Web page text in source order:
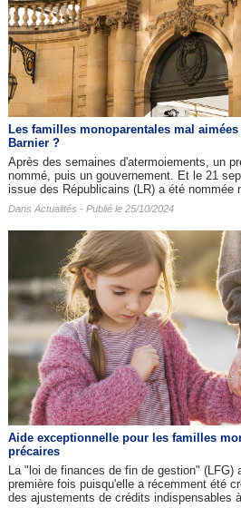
Les familles monoparentales mal
Barnier ?
Après des semaines d'atermoiements, un
nommé, puis un gouvernement. Et le 21
issue des Républicains (LR) a été nommée
Dans Actualités - Publié le 25/10/2024
Aide exceptionnelle pour les familles
précaires
La "loi de finances de fin de gestion" (LFG)
première fois puisqu'elle a récemment été
des ajustements de crédits indispensables